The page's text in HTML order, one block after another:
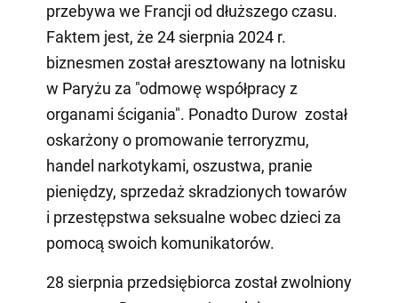
przebywa we Francji od dłuższego czasu.
Faktem jest, że 24 sierpnia 2024 r.
biznesmen został aresztowany na lotnisku
w Paryżu za "odmowę współpracy z
organami ścigania". Ponadto Durow został
oskarżony o promowanie terroryzmu,
handel narkotykami, oszustwa, pranie
pieniędzy, sprzedaż skradzionych towarów
i przestępstwa seksualne wobec dzieci za
pomocą swoich komunikatorów.
28 sierpnia przedsiębiorca został zwolniony